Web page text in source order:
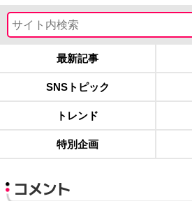
最新記事
SNSトピック
トレンド
特別企画
コメント